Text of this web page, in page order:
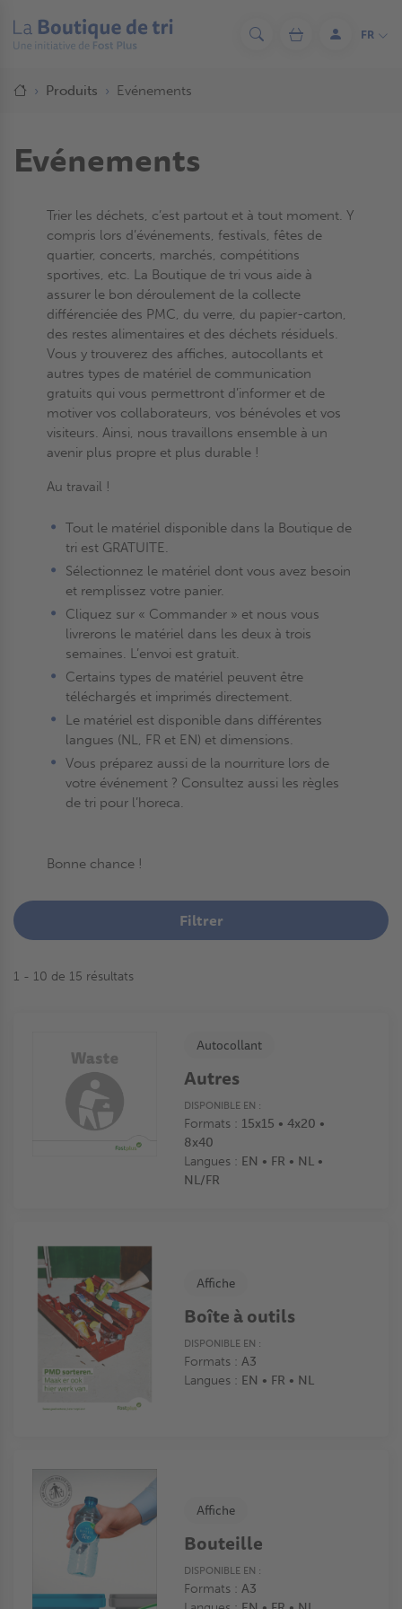
contenu
Rechercher
PanierSe FR
Fil
d'Ariane
Accueil
Produits Evénements
Evénements
Trier les déchets, c’est partout et à tout moment. Y
compris lors d’événements, festivals, fêtes de
quartier, concerts, marchés, compétitions
sportives, etc. La Boutique de tri vous aide à
assurer le bon déroulement de la collecte
différenciée des PMC, du verre, du papier-carton,
des restes alimentaires et des déchets résiduels.
Vous y trouverez des affiches, autocollants et
autres types de matériel de communication
gratuits qui vous permettront d’informer et de
motiver vos collaborateurs, vos bénévoles et vos
visiteurs. Ainsi, nous travaillons ensemble à un
avenir plus propre et plus durable !
Au travail !
Tout le matériel disponible dans la Boutique de
tri est GRATUITE.
Sélectionnez le matériel dont vous avez besoin
et remplissez votre panier.
Cliquez sur « Commander » et nous vous
livrerons le matériel dans les deux à trois
semaines. L’envoi est gratuit.
Certains types de matériel peuvent être
téléchargés et imprimés directement.
Le matériel est disponible dans différentes
langues (NL, FR et EN) et dimensions.
Vous préparez aussi de la nourriture lors de
votre événement ? Consultez aussi les règles
de tri pour l’horeca.
Bonne chance !
Filtrer
1 - 10 de 15 résultats
Autocollant
Autres
DISPONIBLE EN :
Formats : 15x15 • 4x20 •
8x40
Langues : EN • FR • NL •
NL/FR
Affiche
Boîte à outils
DISPONIBLE EN :
Formats : A3
Langues : EN • FR • NL
Affiche
Bouteille
DISPONIBLE EN :
Formats : A3